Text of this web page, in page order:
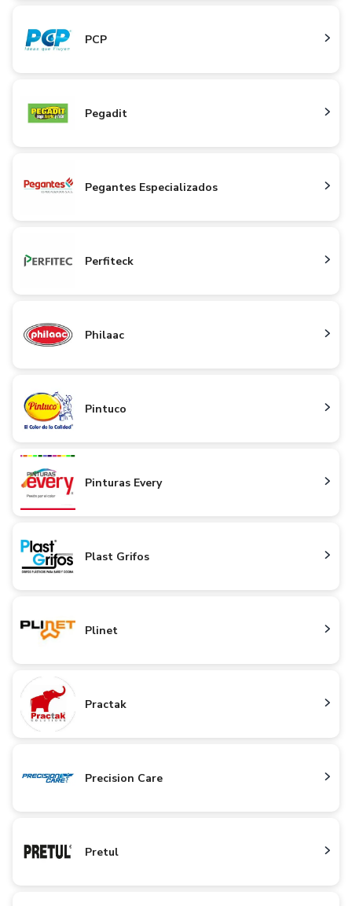
PCP
Pegadit
Pegantes Especializados
Perfiteck
Philaac
Pintuco
Pinturas Every
Plast Grifos
Plinet
Practak
Precision Care
Pretul